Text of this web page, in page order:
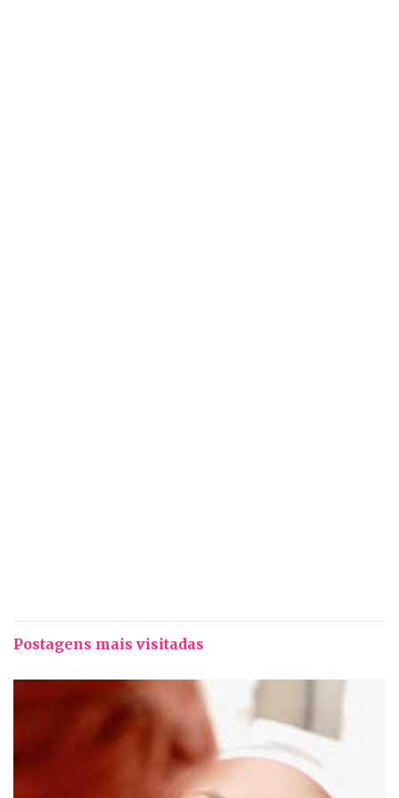
Postagens mais visitadas